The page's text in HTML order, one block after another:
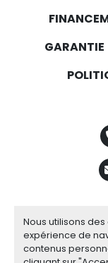
Nous utilisons
expérience de
contenus
GARANTIE